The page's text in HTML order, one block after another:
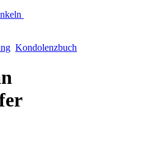
Kondolenzbuch